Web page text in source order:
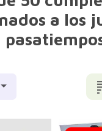
a los